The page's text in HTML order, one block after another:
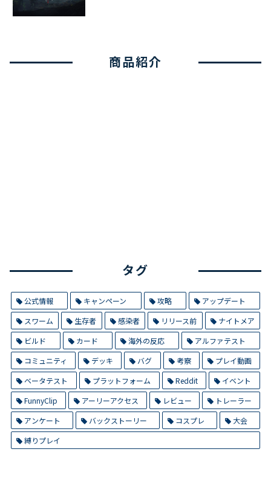
商品紹介
タグ
公式情報 キャンペーン 攻略
アップデート
スワーム
生存者 感染者 リリース前
ナイトメア
ビルド
カード 海外の反応
アルファテスト
コミュニティ
デッキ バグ 考察
プレイ動画
ベータテスト
プラットフォーム Reddit
イベント
FunnyClip
アーリーアクセス レビュー
トレーラー
アンケート
バックストーリー コスプレ
大会
縛りプレイ